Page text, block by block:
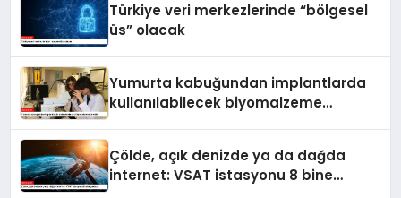
Türkiye veri merkezlerinde “bölgesel
üs” olacak
Yumurta kabuğundan implantlarda
kullanılabilecek biyomalzeme
Çölde, açık denizde ya da dağda
internet: VSAT istasyonu 8 bine